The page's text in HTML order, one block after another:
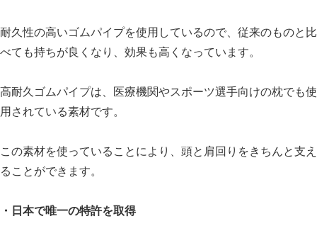
耐久性の高いゴムパイプを使用しているので、従来のものと比
べても持ちが良くなり、効果も高くなっています。
高耐久ゴムパイプは、医療機関やスポーツ選手向けの枕でも使
用されている素材です。
この素材を使っていることにより、頭と肩回りをきちんと支え
ることができます。
・日本で唯一の特許を取得